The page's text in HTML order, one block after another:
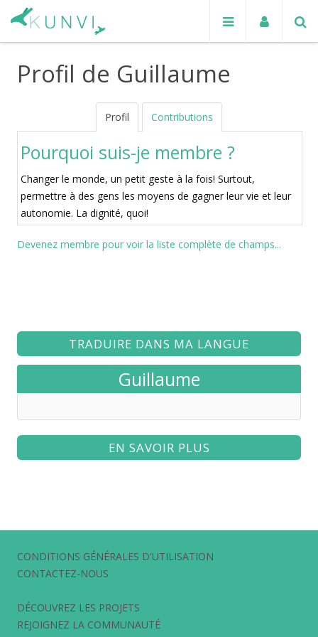
Profil de Guillaume
Profil Contributions
Pourquoi suis-je membre ?
Changer le monde, un petit geste à la fois! Surtout,
permettre à des gens les moyens de gagner leur vie et leur
autonomie. La dignité, quoi!
Devenez membre pour voir la liste complète de champs...
TRADUIRE DANS MA LANGUE
Guillaume
EN SAVOIR PLUS
CONDITIONS GÉNÉRALES D'UTILISATION
CONTACTEZ-NOUS
DÉCOUVREZ LES PROJETS
REJOIGNEZ LA COMMUNAUTÉ